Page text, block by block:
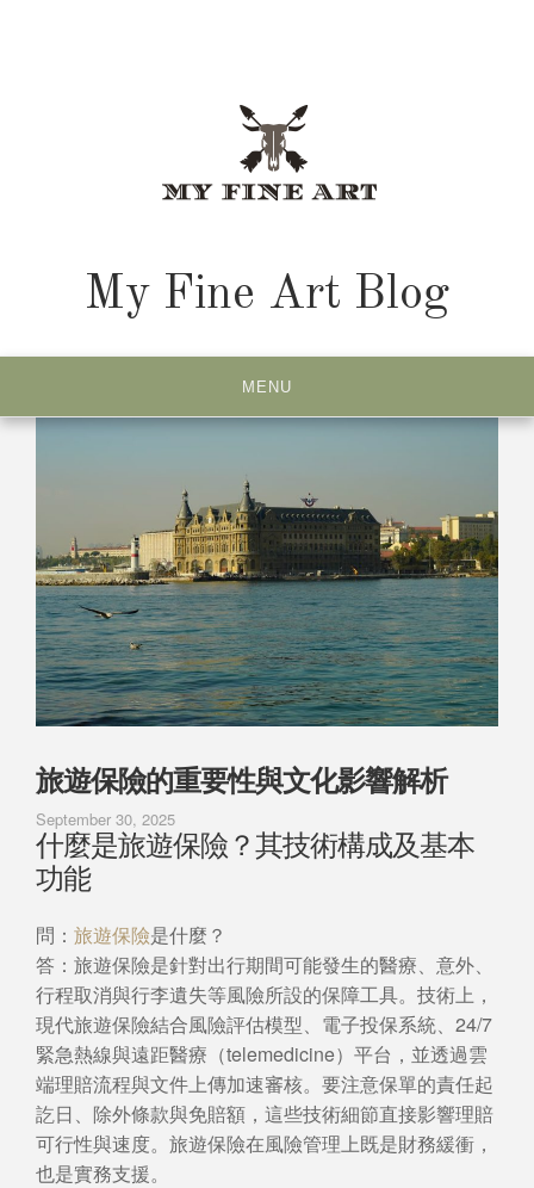
My Fine Art Blog
MENU
旅遊保險的重要性與文化影響解析
September 30, 2025
什麼是旅遊保險？其技術構成及基本
功能
問： 旅遊保險是什麼？
答：旅遊保險是針對出行期間可能發生的醫療、意外、
行程取消與行李遺失等風險所設的保障工具。技術上，
現代旅遊保險結合風險評估模型、電子投保系統、24/7
緊急熱線與遠距醫療（telemedicine）平台，並透過雲
端理賠流程與文件上傳加速審核。要注意保單的責任起
訖日、除外條款與免賠額，這些技術細節直接影響理賠
可行性與速度。旅遊保險在風險管理上既是財務緩衝，
也是實務支援。